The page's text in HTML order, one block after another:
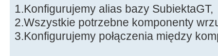
1.Konfigurujemy alias bazy SubiektaGT,
2.Wszystkie potrzebne komponenty
3.Konfigurujemy połączenia między